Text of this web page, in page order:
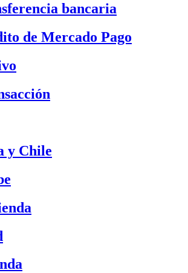
bancaria
de Mercado Pago
y Chile